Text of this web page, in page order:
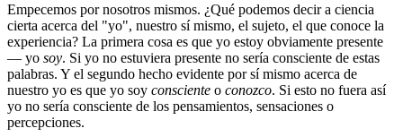
Empecemos por nosotros mismos. ¿Qué podemos decir a ciencia
cierta acerca del "yo", nuestro sí mismo, el sujeto, el que conoce la
experiencia? La primera cosa es que yo estoy obviamente presente
― yo soy. Si yo no estuviera presente no sería consciente de estas
palabras. Y el segundo hecho evidente por sí mismo acerca de
nuestro yo es que yo soy consciente o conozco. Si esto no fuera así
yo no sería consciente de los pensamientos, sensaciones o
percepciones.